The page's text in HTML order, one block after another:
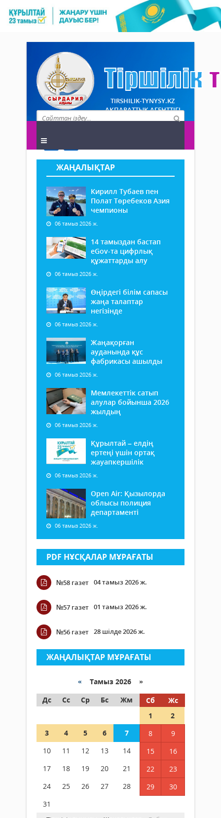
TIRSHILIK-TYNYSY.KZ
АҚПАРАТТЫҚ АГЕНТТІГІ
ЖАҢАЛЫҚТАР
Кирилл Тубаев пен
Полат Төребеков Азия
чемпионы
06 тамыз 2026 ж.
14 тамыздан бастап
еGov-та цифрлық
құжаттарды алу
06 тамыз 2026 ж.
Өңірдегі білім сапасы
жаңа талаптар
негізінде
06 тамыз 2026 ж.
Жаңақорған
ауданында құс
фабрикасы ашылды
06 тамыз 2026 ж.
Мемлекеттік сатып
алулар бойынша 2026
жылдың
06 тамыз 2026 ж.
Құрылтай – елдің
ертеңі үшін ортақ
жауапкершілік
06 тамыз 2026 ж.
Open Air: Қызылорда
облысы полиция
департаменті
06 тамыз 2026 ж.
PDF НҰСҚАЛАР МҰРАҒАТЫ
№58 газет 04 тамыз 2026 ж.
№57 газет 01 тамыз 2026 ж.
№56 газет 28 шілде 2026 ж.
ЖАҢАЛЫҚТАР МҰРАҒАТЫ
« Тамыз 2026 »
Дс
Сс Ср Бс Жм Сб
Жс
1
2
3
4 5 6 7 8
9
10
11 12 13 14 15
16
17
18 19 20 21 22
23
24
25 26 27 28 29
30
31